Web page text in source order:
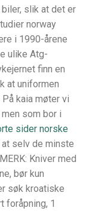
slik at det er
norway
i 1990-årene
ulike Atg-
finn en
at uniformen
kaia møter vi
som bor i
sider norske
selv de minste
Kniver med
bør kun
søk kroatiske
foråpning, 1